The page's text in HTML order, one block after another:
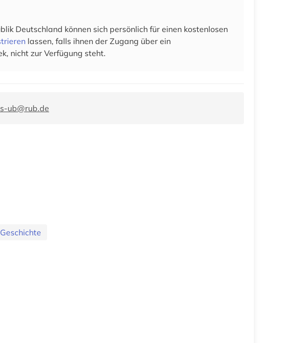
Deutschland können sich persönlich für einen kostenlosen
lassen, falls ihnen der Zugang über ein
nicht zur Verfügung steht.
ub@rub.de
Geschichte